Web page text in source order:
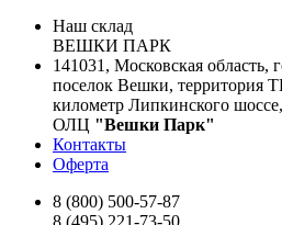
Наш склад
ВЕШКИ ПАРК
141031, Московская
поселок Вешки, территория
километр Липкинского
ОЛЦ "Вешки Парк"
Контакты
Оферта
8 (800) 500-57-87